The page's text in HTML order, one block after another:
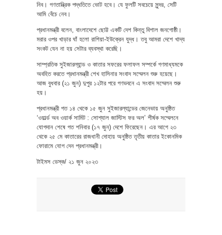
নিব। গণতান্ত্রিক পদ্ধতিতে ভোট হবে। যে ফুলটি সবচেয়ে সুন্দর, সেটি
আমি বেঁচে নেব।
প্রধানমন্ত্রী বলেন, বাংলাদেশে ছোট্ট একটি দেশ কিন্তু বিশাল জনগোষ্ঠী।
মরার ওপর খাড়ার ঘাঁ হলো রাশিয়া-ইউক্রেন যুদ্ধ। তবু আমরা দেশে খাদ্য
সংকট যেন না হয় সেটার ব্যবস্থা করেছি।
সাম্প্রতিক সুইজারল্যান্ড ও কাতার সফরের ফলাফল সম্পর্কে গণমাধ্যমকে
অবহিত করতে প্রধানমন্ত্রী শেখ হাসিনার সংবাদ সম্মেলন শুরু হয়েছে।
আজ বুধবার (২১ জুন) দুপুর ১২টার পরে গণভবনে এ সংবাদ সম্মেলন শুরু
হয়।
প্রধানমন্ত্রী গত ১৪ থেকে ১৫ জুন সুইজারল্যান্ডের জেনেভায় অনুষ্ঠিত
‘ওয়ার্ল্ড অব ওয়ার্ক সামিট : সোশ্যাল জাস্টিস ফর অল’ শীর্ষক সম্মেলনে
যোগদান শেষে গত শনিবার (১৭ জুন) দেশে ফিরেছেন। এর আগে ২৩
থেকে ২৫ মে কাতারের রাজধানী দোহায় অনুষ্ঠিত তৃতীয় কাতার ইকোনমিক
ফোরামে যোগ দেন প্রধানমন্ত্রী।
টাইমস ডেস্ক/ ২১ জুন ২০২৩